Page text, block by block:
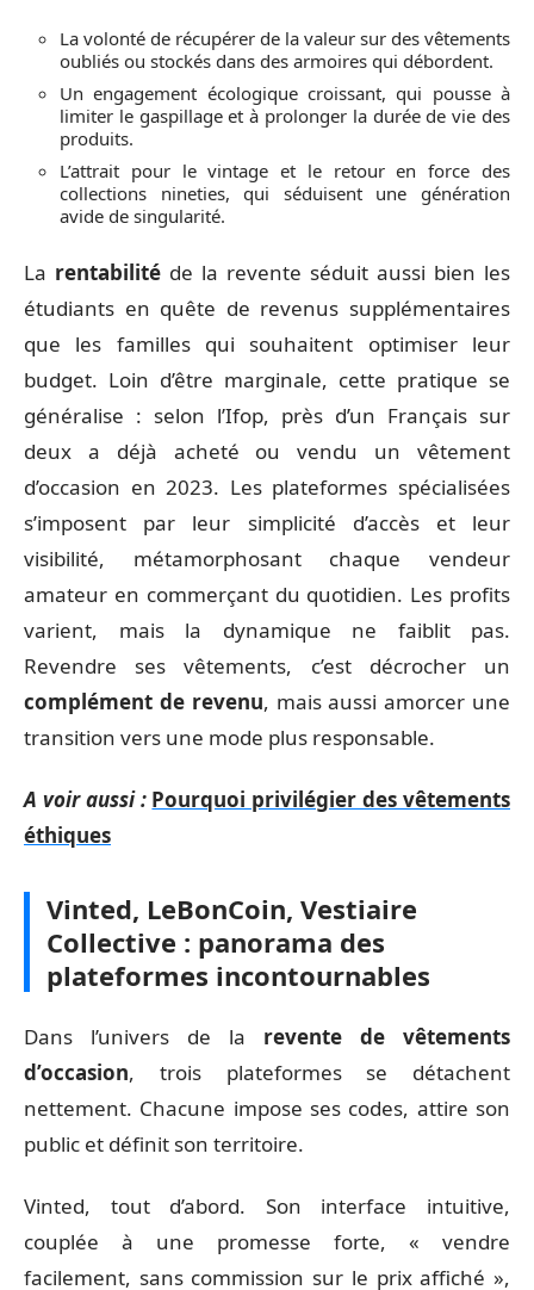
La volonté de récupérer de la valeur sur des vêtements
oubliés ou stockés dans des armoires qui débordent.
Un engagement écologique croissant, qui pousse à
limiter le gaspillage et à prolonger la durée de vie des
produits.
L’attrait pour le vintage et le retour en force des
collections nineties, qui séduisent une génération
avide de singularité.
La rentabilité de la revente séduit aussi bien les
étudiants en quête de revenus supplémentaires
que les familles qui souhaitent optimiser leur
budget. Loin d’être marginale, cette pratique se
généralise : selon l’Ifop, près d’un Français sur
deux a déjà acheté ou vendu un vêtement
d’occasion en 2023. Les plateformes spécialisées
s’imposent par leur simplicité d’accès et leur
visibilité, métamorphosant chaque vendeur
amateur en commerçant du quotidien. Les profits
varient, mais la dynamique ne faiblit pas.
Revendre ses vêtements, c’est décrocher un
complément de revenu, mais aussi amorcer une
transition vers une mode plus responsable.
A voir aussi : Pourquoi privilégier des vêtements
éthiques
Vinted, LeBonCoin, Vestiaire
Collective : panorama des
plateformes incontournables
Dans l’univers de la revente de vêtements
d’occasion, trois plateformes se détachent
nettement. Chacune impose ses codes, attire son
public et définit son territoire.
Vinted, tout d’abord. Son interface intuitive,
couplée à une promesse forte, « vendre
facilement, sans commission sur le prix affiché »,